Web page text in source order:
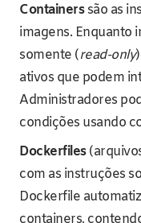
Containerssão as
imagens. Enquanto
somente (read-only
ativos que podem
Administradores
condições usando
Dockerfiles
com as instruções
Dockerfile
containers,